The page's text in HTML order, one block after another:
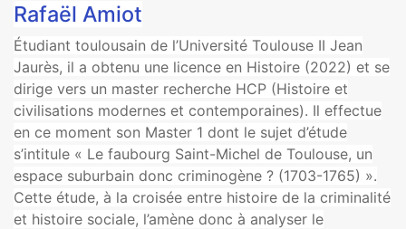
Rafaël Amiot
Étudiant toulousain de l’Université Toulouse II Jean
Jaurès, il a obtenu une licence en Histoire (2022) et se
dirige vers un master recherche HCP (Histoire et
civilisations modernes et contemporaines). Il effectue
en ce moment son Master 1 dont le sujet d’étude
s’intitule « Le faubourg Saint-Michel de Toulouse, un
espace suburbain donc criminogène ? (1703-1765) ».
Cette étude, à la croisée entre histoire de la criminalité
et histoire sociale, l’amène donc à analyser le